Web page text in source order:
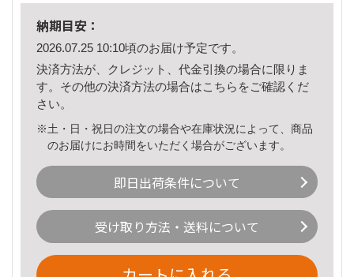
納期目安：
2026.07.25 10:10頃のお届け予定です。
決済方法が、クレジット、代金引換の場合に限りま
す。その他の決済方法の場合はこちら をご確認くだ
さい。
※土・日・祝日の注文の場合や在庫状況によって、商品
のお届けにお時間をいただく場合がございます。
即日出荷条件について
受け取り方法・送料について